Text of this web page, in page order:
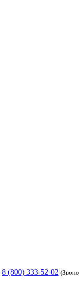
8 (800) 333-52-02